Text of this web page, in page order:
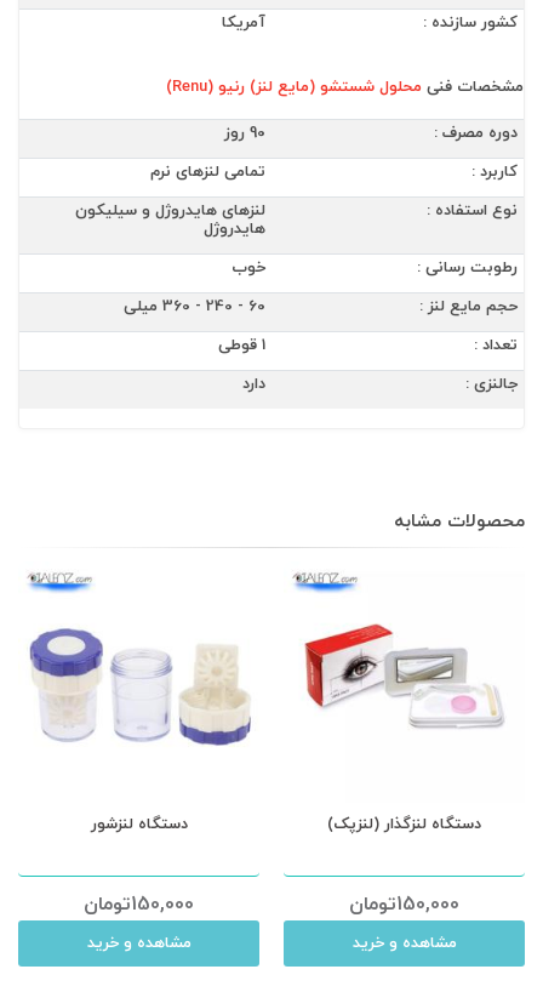
کشور سازنده :
آمریکا
مشخصات فنی محلول شستشو (مایع لنز) رنیو (Renu)
دوره مصرف :
90 روز
کاربرد :
تمامی لنزهای نرم
نوع استفاده :
لنزهای هایدروژل و سیلیکون
هایدروژل
رطوبت رسانی :
خوب
حجم مایع لنز :
60 - 240 - 360 میلی
تعداد :
1 قوطی
جالنزی :
دارد
محصولات مشابه
دستگاه لنزشور
150,000تومان
مشاهده و خرید
دستگاه لنزگذار (لنزپک)
150,000تومان
مشاهده و خرید